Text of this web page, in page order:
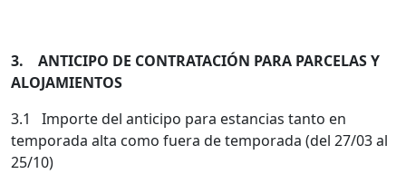
3. ANTICIPO DE CONTRATACIÓN PARA PARCELAS Y
ALOJAMIENTOS
3.1 Importe del anticipo para estancias tanto en
temporada alta como fuera de temporada (del 27/03 al
25/10)